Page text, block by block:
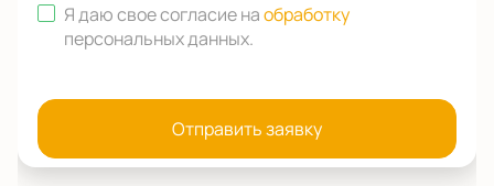
Я даю свое согласие наобработку
персональных данных.
Отправить заявку